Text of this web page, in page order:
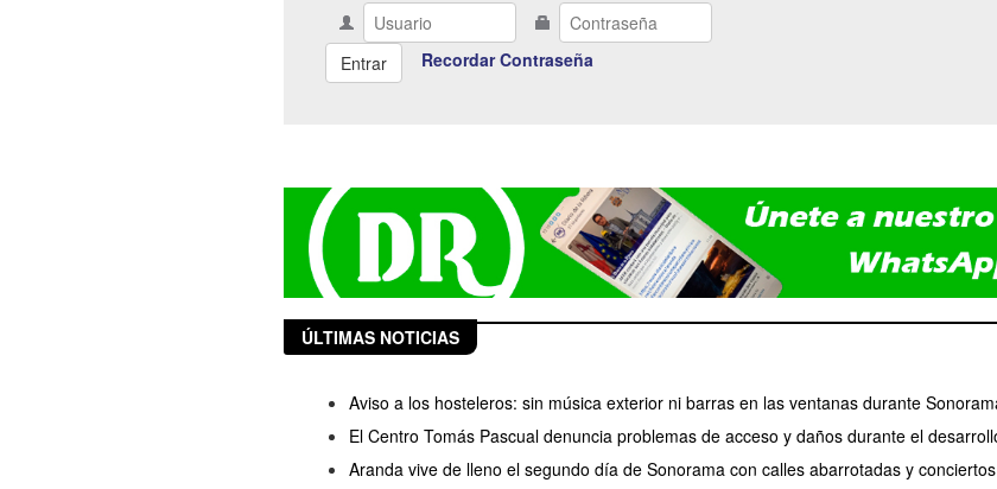
Recordar Contraseña
ÚLTIMAS NOTICIAS
Aviso a los hosteleros: sin música exterior ni barras en las ventanas durante
El Centro Tomás Pascual denuncia problemas de acceso y daños durante el
Aranda vive de lleno el segundo día de Sonorama con calles abarrotadas y